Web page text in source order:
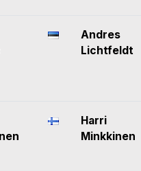
Andres
Lichtfeldt
Harri
Minkkinen